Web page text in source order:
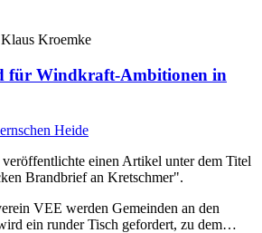
Kroemke
für Windkraft-Ambitionen in
einen Artikel unter dem Titel
Brandbrief an Kretschmer".
VEE werden Gemeinden an den
ein runder Tisch gefordert, zu dem…